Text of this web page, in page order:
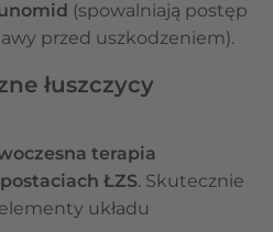
(spowalniają postęp
przed uszkodzeniem).
łuszczycy
terapia
ŁZS. Skutecznie
układu